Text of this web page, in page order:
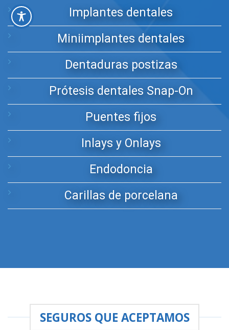
Implantes dentales
Miniimplantes dentales
Dentaduras postizas
Prótesis dentales Snap-On
Puentes fijos
Inlays y Onlays
Endodoncia
Carillas de porcelana
SEGUROS QUE ACEPTAMOS